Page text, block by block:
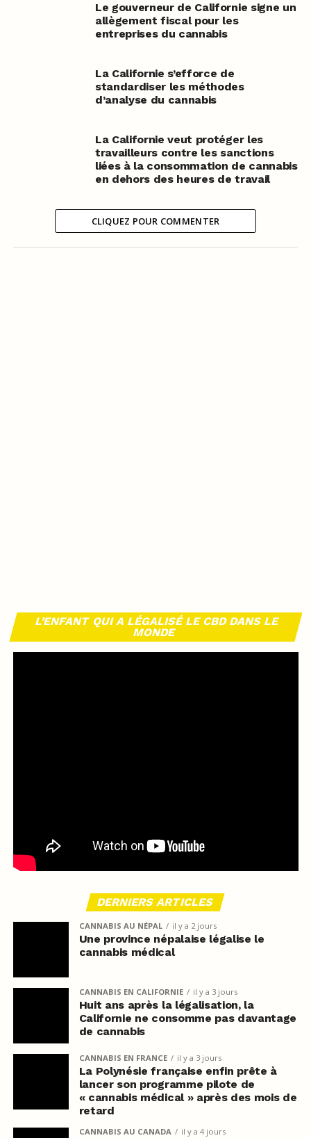
Le gouverneur de Californie signe un
allègement fiscal pour les
entreprises du cannabis
La Californie s’efforce de
standardiser les méthodes
d’analyse du cannabis
La Californie veut protéger les
travailleurs contre les sanctions
liées à la consommation de cannabis
en dehors des heures de travail
CLIQUEZ POUR COMMENTER
L’ENFANT QUI A LÉGALISÉ LE CBD DANS LE
MONDE
DERNIERS ARTICLES
CANNABIS AU NÉPAL il y a 2 jours
Une province népalaise légalise le
cannabis médical
CANNABIS EN CALIFORNIE il y a 3 jours
Huit ans après la légalisation, la
Californie ne consomme pas davantage
de cannabis
CANNABIS EN FRANCE il y a 3 jours
La Polynésie française enfin prête à
lancer son programme pilote de
« cannabis médical » après des mois de
retard
CANNABIS AU CANADA il y a 4 jours